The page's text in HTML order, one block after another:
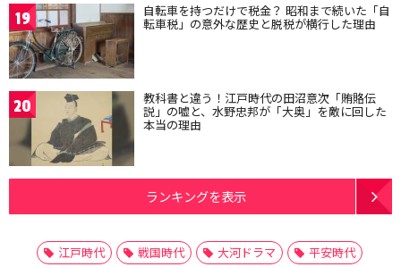
19 自転車を持つだけで税金？ 昭和まで続いた「自
転車税」の意外な歴史と脱税が横行した理由
20 教科書と違う！江戸時代の田沼意次「賄賂伝
説」の嘘と、水野忠邦が「大奥」を敵に回した
本当の理由
ランキングを表示
江戸時代 戦国時代 大河ドラマ
平安時代